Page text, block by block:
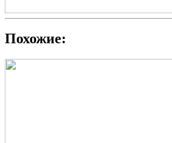
Похожие: